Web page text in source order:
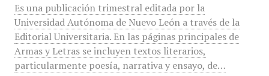
Es una publicación trimestral editada por la
Universidad Autónoma de Nuevo León a través de la
Editorial Universitaria. En las páginas principales de
Armas y Letras se incluyen textos literarios,
particularmente poesía, narrativa y ensayo, de…